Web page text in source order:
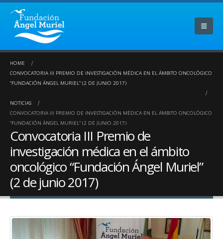
HOME
CONVOCATORIA III PREMIO DE INVESTIGACIÓN MÉDICA EN EL ÁMBITO ONCOLÓGICO
“FUNDACIÓN ÁNGEL MURIEL” (2 DE JUNIO 2017)
NOTICIAS
CONVOCATORIA III PREMIO DE INVESTIGACIÓN MÉDICA EN EL ÁMBITO ONCOLÓGICO
“FUNDACIÓN ÁNGEL MURIEL” (2 DE JUNIO 2017)
Convocatoria III Premio de
investigación médica en el ámbito
oncológico “Fundación Ángel Muriel”
(2 de junio 2017)